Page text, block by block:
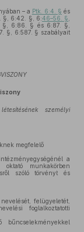
– a Ptk. 6:4. § és
§, 6:42. §, 6:46–56. §
§, 6:86. § és 6:87. §,
§, 6:587. § szabályait
személyi
megfelelő
a
munkakörben
szóló törvényt és
felügyeletét,
foglalkoztatotti